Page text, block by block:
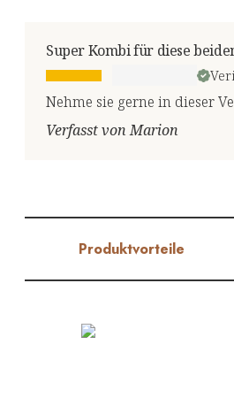
Super Kombi für diese
Nehme sie gerne in dieser
Verfasst von Marion
Produktvorteile